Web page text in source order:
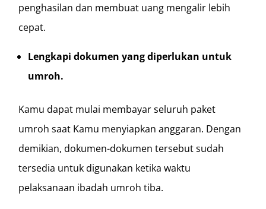
penghasilan dan membuat uang mengalir lebih
cepat.
Lengkapi dokumen yang diperlukan untuk
umroh.
Kamu dapat mulai membayar seluruh paket
umroh saat Kamu menyiapkan anggaran. Dengan
demikian, dokumen-dokumen tersebut sudah
tersedia untuk digunakan ketika waktu
pelaksanaan ibadah umroh tiba.